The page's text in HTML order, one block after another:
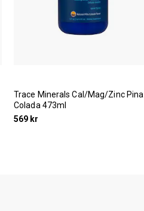
Trace Minerals Cal/Mag/Zinc Pina
Colada 473ml
569 kr